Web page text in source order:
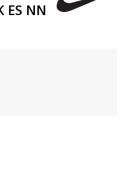
NN